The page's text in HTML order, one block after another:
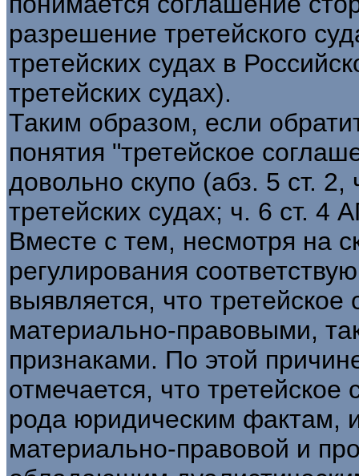
разрешение третейского
третейских судах в
третейских судах).
Таким образом, если
понятия "третейское
довольно скупо (абз. 5 ст.
третейских судах; ч. 6 ст.
Вместе с тем, несмотря на
регулирования
выявляется, что
материально-правовыми,
признаками. По этой
отмечается, что третейское
рода юридическим
материально-правовой и